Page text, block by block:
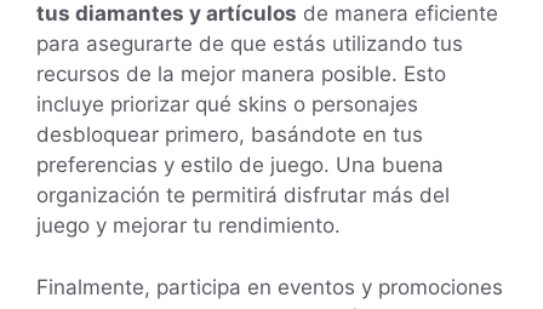
tus diamantes y artículos de manera eficiente
para asegurarte de que estás utilizando tus
recursos de la mejor manera posible. Esto
incluye priorizar qué skins o personajes
desbloquear primero, basándote en tus
preferencias y estilo de juego. Una buena
organización te permitirá disfrutar más del
juego y mejorar tu rendimiento.
Finalmente, participa en eventos y promociones